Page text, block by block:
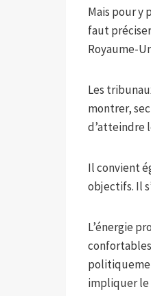
Mais pour y
faut
Royaume-
Les
montrer,
d’atteindre
Il convient
objectifs. Il
L’énergie
impliquer le